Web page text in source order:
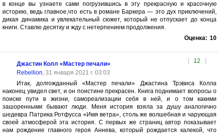
в конце вы узнаете сами погрузившись в эту прекрасную и красочную
историю, ведь главное,что есть в романе Баркера — это дух приключений,
дикая динамика и увлекательный сюжет, который не отпускает до конца
книги. Ставлю десятку и жду с нетерпением продолжения.
Оценка: 10
[ 12 ]
Джастин Колл «Мастер печали»
Rebellion, 31 января 2021 г. 03:03
Итак, долгожданный «Мастер печали» Джастина Трэвиса Колла
наконец увидел свет, и он поистине прекрасен. Книга поднимает вопросы о
поиске пути в жизни, самореализации себя в ней, и о том какими
зашоренными бывают люди. Меня история взяла за душу аналогично
шедевра Патрика Ротфусса «Имя ветра», столь же волшебная и чарующая
своей атмосферой эта история. С первых же страниц автор показывает
нам рождение главного героя Аннева, который рождается калекой, что